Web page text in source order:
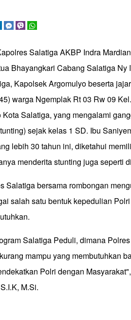
Salatiga AKBP Indra
Bhayangkari Cabang Salatiga Ny
Kapolsek Argomulyo beserta
warga Ngemplak Rt 03 Rw 09 Kel.
Salatiga, yang mengalami
sejak kelas 1 SD. Ibu
lebih 30 tahun ini, diketahui
menderita stunting juga seperti
Salatiga bersama rombongan
salah satu bentuk kepedulian
Salatiga Peduli, dimana
mampu yang membutuhkan
Polri dengan
M.Si.